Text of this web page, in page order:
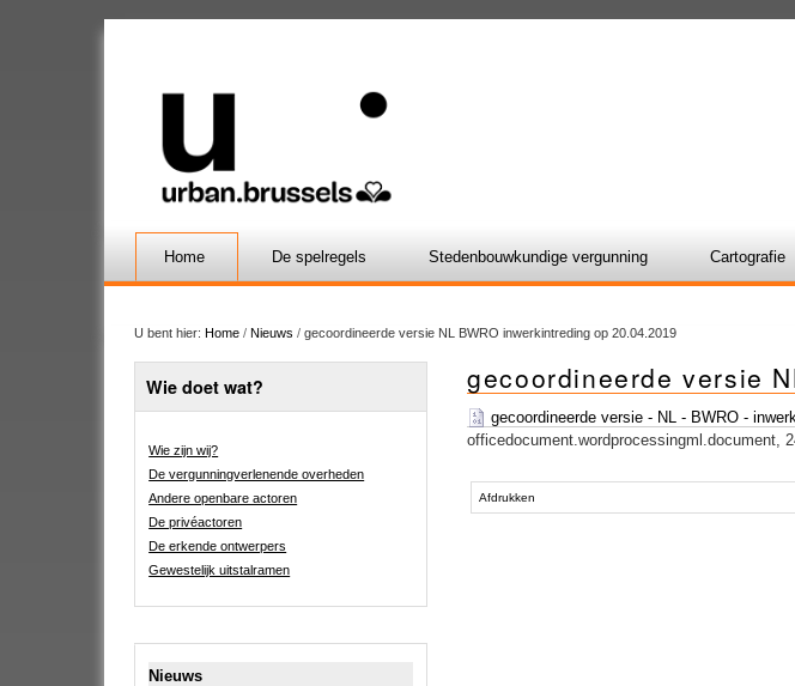
Home De spelregels Stedenbouwkundige vergunning Cartografie
U bent hier: Home / Nieuws / gecoordineerde versie NL BWRO inwerkintreding op 20.04.2019
Wie doet wat?
Wie zijn wij?
De vergunningverlenende overheden
Andere openbare actoren
De privéactoren
De erkende ontwerpers
Gewestelijk uitstalramen
Nieuws
gecoordineerde versie
gecoordineerde versie - NL - BWRO -
officedocument.wordprocessingml.document,
acties
Afdrukken